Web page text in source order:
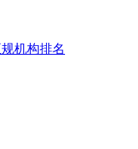
机构排名